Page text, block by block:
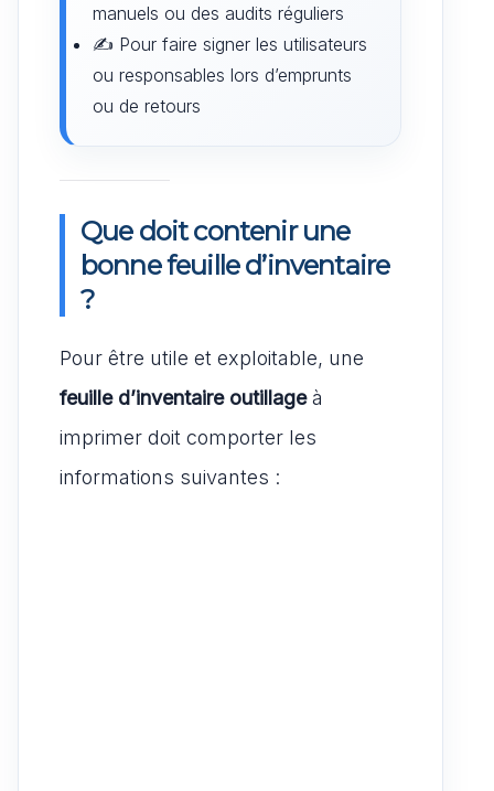
manuels ou des audits réguliers
✍️ Pour faire signer les utilisateurs
ou responsables lors d’emprunts
ou de retours
Que doit contenir une
bonne feuille d’inventaire
?
Pour être utile et exploitable, une
feuille d’inventaire outillageà
imprimer doit comporter les
informations suivantes :